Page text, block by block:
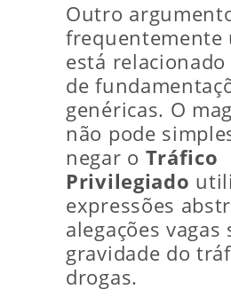
Outro
frequentemente
está relacionado
de
genéricas. O
não pode
negar o Tráfico
Privilegiado
expressões
alegações vagas
gravidade do
drogas.